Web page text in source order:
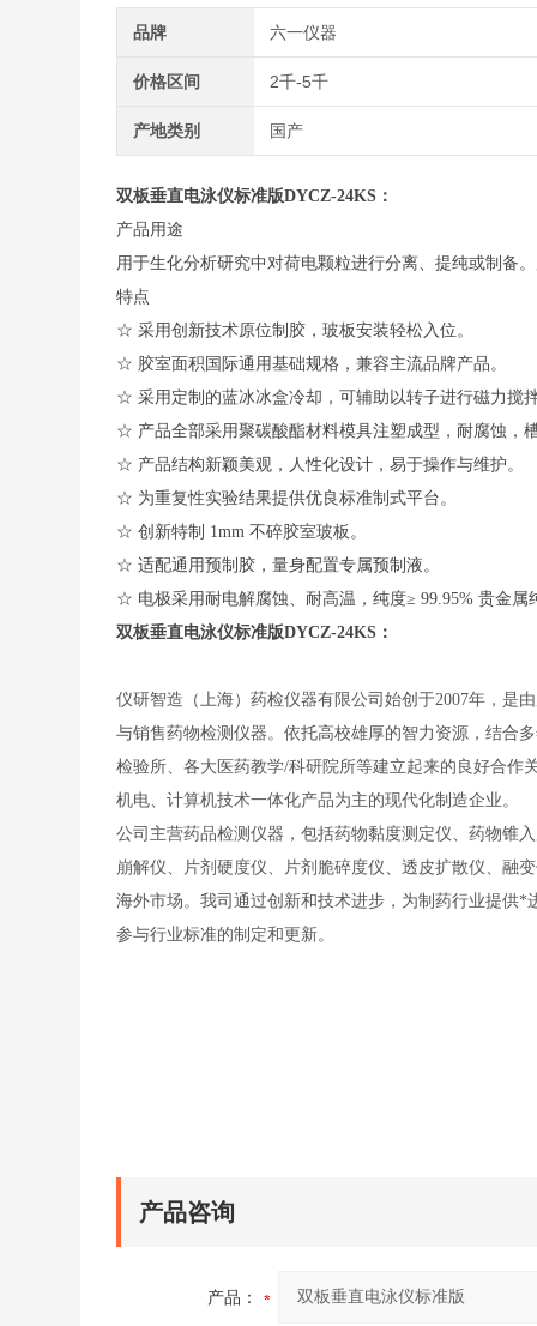
品牌 六一仪器
价格区间 2千-5千
产地类别 国产
双板垂直电泳仪标准版DYCZ-24KS：
产品用途
用于生化分析研究中对荷电颗粒进行分离、提纯或制备
特点
☆ 采用创新技术原位制胶，玻板安装轻松入位。
☆ 胶室面积国际通用基础规格，兼容主流品牌产品。
☆ 采用定制的蓝冰冰盒冷却，可辅助以转子进行磁力搅
☆ 产品全部采用聚碳酸酯材料模具注塑成型，耐腐蚀，
☆ 产品结构新颖美观，人性化设计，易于操作与维护。
☆ 为重复性实验结果提供优良标准制式平台。
☆ 创新特制 1mm 不碎胶室玻板。
☆ 适配通用预制胶，量身配置专属预制液。
☆ 电极采用耐电解腐蚀、耐高温，纯度≥ 99.95% 贵金属
双板垂直电泳仪标准版DYCZ-24KS：
仪研智造（上海）药检仪器有限公司始创于2007年，是
与销售药物检测仪器。依托高校雄厚的智力资源，结合
检验所、各大医药教学/科研院所等建立起来的良好合作
机电、计算机技术一体化产品为主的现代化制造企业。
公司主营药品检测仪器，包括药物黏度测定仪、药物锥
崩解仪、片剂硬度仪、片剂脆碎度仪、透皮扩散仪、融
海外市场。我司通过创新和技术进步，为制药行业提供
参与行业标准的制定和更新。
产品咨询
产品：